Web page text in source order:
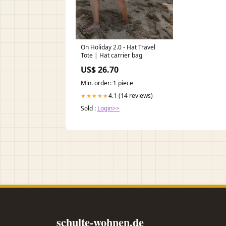
On Holiday 2.0 - Hat Travel
Tote | Hat carrier bag
US$ 26.70
Min. order: 1 piece
★★★★★4.1 (14 reviews)
Sold : Login>>
schulte-wohnen.de